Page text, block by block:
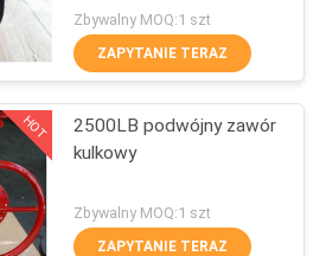
nożowa
45
Zbywalny MOQ:1 szt
ZAPYTANIE TERAZ
HOT
2500LB podwójny zawór
kulkowy
Zbywalny MOQ:1 szt
ZAPYTANIE TERAZ